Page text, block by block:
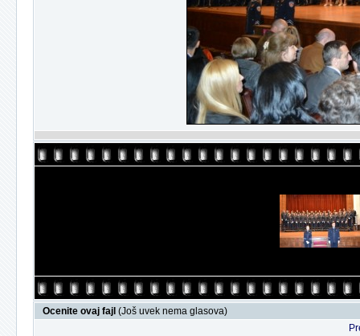
Ocenite ovaj fajl (Još uvek nema glasova)